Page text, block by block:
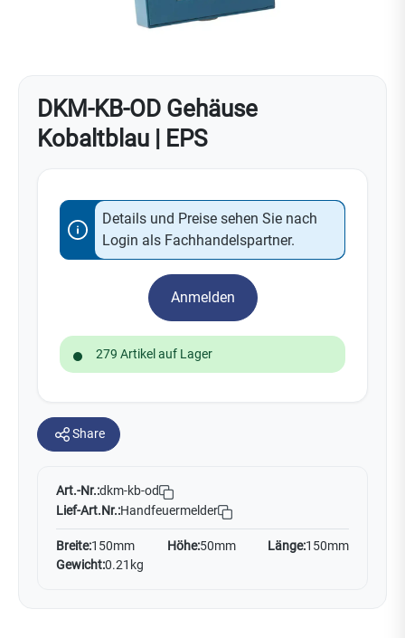
DKM-KB-OD Gehäuse
Kobaltblau | EPS
Details und Preise sehen Sie nach
Login als Fachhandelspartner.
Anmelden
279 Artikel auf Lager
Share
Art.-Nr.:dkm-kb-od
Lief-Art.Nr.:Handfeuermelder
Breite:150mm Höhe:50mm Länge:150mm
Gewicht:0.21kg